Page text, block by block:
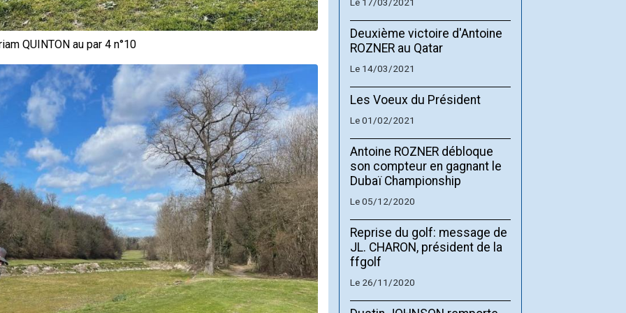
QUINTON au par 4 n°10
Deuxième victoire d'Antoine
ROZNER au Qatar
Le 14/03/2021
Les Voeux du Président
Le 01/02/2021
Antoine ROZNER débloque
son compteur en gagnant le
Dubaï Championship
Le 05/12/2020
Reprise du golf: message de
JL. CHARON, président de la
ffgolf
Le 26/11/2020